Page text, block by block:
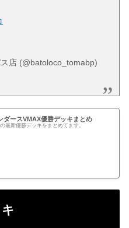
店 (@batoloco_tomabp)
ダースVMAX優勝デッキまとめ
最新優勝デッキをまとめてます。